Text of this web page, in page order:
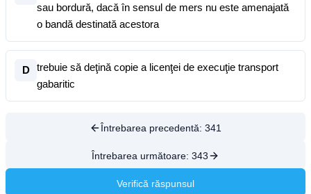
sau bordură, dacă în sensul de mers nu este amenajată
o bandă destinată acestora
D
trebuie să deţină copie a licenţei de execuţie transport
gabaritic
Întrebarea precedentă: 341
Întrebarea următoare: 343
Verifică răspunsul